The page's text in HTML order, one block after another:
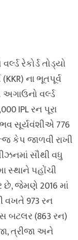
રેકોર્ડ તોડ્યો
ના ભૂતપૂર્વ
વર્લ્ડ
IPL રન પૂરા
સૂર્યવંશીએ 776
કેપ જાળવી રાખી
સૌથી વધુ
સ્થાને પહોંચી
છે, જેમણે 2016 માં
વખતે 973 રન
બટલર (863 રન)
ત્રીજા અને